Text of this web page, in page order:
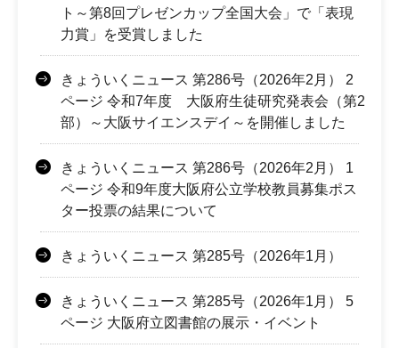
ト～第8回プレゼンカップ全国大会」で「表現
力賞」を受賞しました
きょういくニュース 第286号（2026年2月） 2
ページ 令和7年度 大阪府生徒研究発表会（第2
部）～大阪サイエンスデイ～を開催しました
きょういくニュース 第286号（2026年2月） 1
ページ 令和9年度大阪府公立学校教員募集ポス
ター投票の結果について
きょういくニュース 第285号（2026年1月）
きょういくニュース 第285号（2026年1月） 5
ページ 大阪府立図書館の展示・イベント